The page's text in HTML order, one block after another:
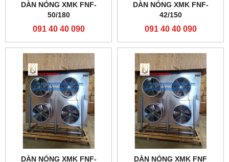
DÀN NÓNG XMK FNF-
50/180
091 40 40 090
DÀN NÓNG XMK FNF-
42/150
091 40 40 090
DÀN NÓNG XMK FNF-
DÀN NÓNG XMK FNF